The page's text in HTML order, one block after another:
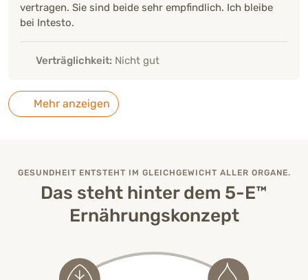
vertragen. Sie sind beide sehr empfindlich. Ich bleibe
bei Intesto.
Verträglichkeit: Nicht gut
Mehr anzeigen
GESUNDHEIT ENTSTEHT IM GLEICHGEWICHT ALLER ORGANE.
Das steht hinter dem 5-E™
Ernährungskonzept